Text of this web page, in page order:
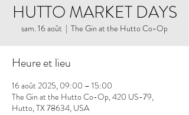
HUTTO MARKET DAYS
sam. 16 août
  |
The Gin at the Hutto Co-Op
Heure et lieu
16 août 2025, 09:00 – 15:00
The Gin at the Hutto Co-Op, 420 US-79,
Hutto, TX 78634, USA